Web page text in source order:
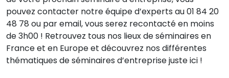
pouvez contacter notre équipe d’experts au 01 84 20
48 78 ou par email, vous serez recontacté en moins
de 3h00 ! Retrouvez tous nos lieux de séminaires en
France et en Europe et découvrez nos différentes
thématiques de séminaires d’entreprise juste ici !